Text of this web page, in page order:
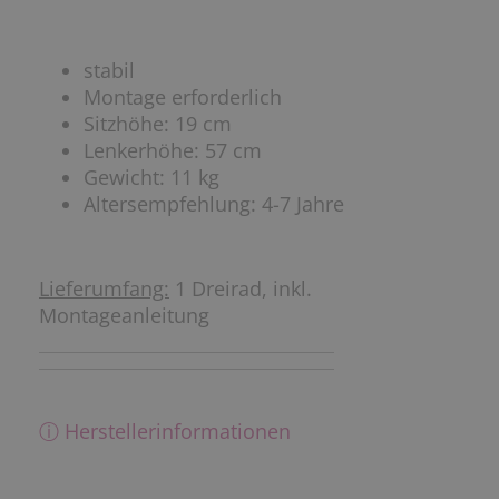
stabil
Montage erforderlich
Sitzhöhe: 19 cm
Lenkerhöhe: 57 cm
Gewicht: 11 kg
Altersempfehlung: 4-7 Jahre
Lieferumfang: 1 Dreirad, inkl.
Montageanleitung
ⓘ Herstellerinformationen